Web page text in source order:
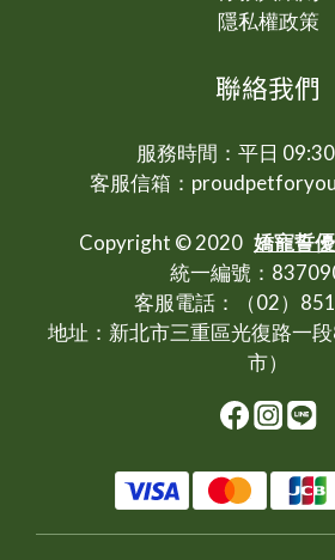
隱私權政策
聯絡我們
服務時間：平日
客服信箱：
Copyright © 2020 嬌寵誓
統一編號：
客服電話：（02）
地址：新北市三重區光復路一
市）